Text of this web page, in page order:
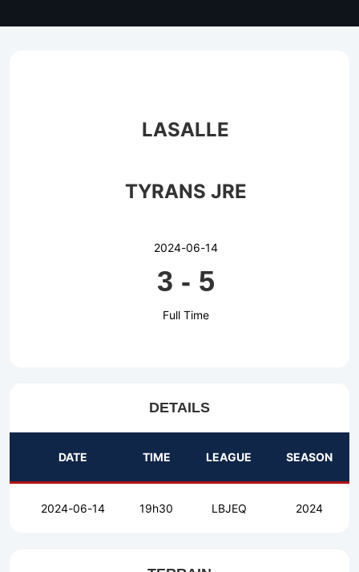
LASALLE
TYRANS JRE
2024-06-14
3 - 5
Full Time
DETAILS
DATE TIME LEAGUE SEASON
2024-06-14 19h30 LBJEQ 2024